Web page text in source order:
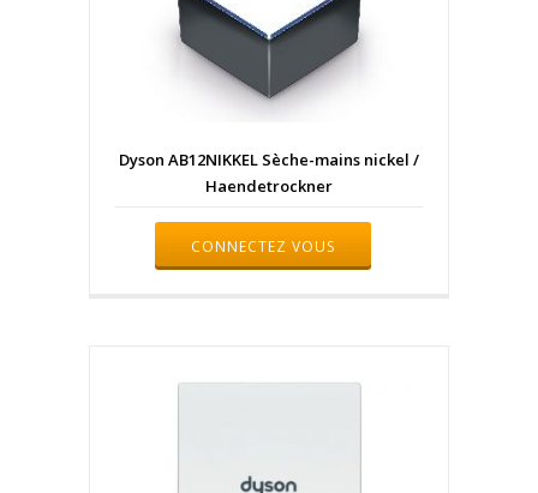
Dyson AB12NIKKEL Sèche-mains nickel /
Haendetrockner
CONNECTEZ VOUS